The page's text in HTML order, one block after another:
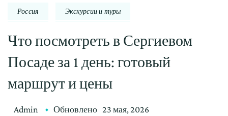
Россия Экскурсии и туры
Что посмотреть в Сергиевом
Посаде за 1 день: готовый
маршрут и цены
Admin Обновлено 23 мая, 2026